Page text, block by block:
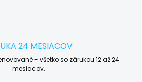
24 MESIACOV
- všetko so zárukou 12 až 24
mesiacov.